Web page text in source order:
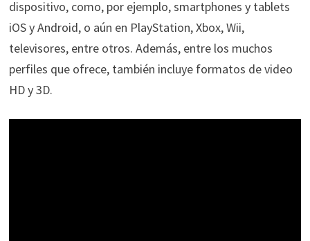
dispositivo, como, por ejemplo, smartphones y tablets
iOS y Android, o aún en PlayStation, Xbox, Wii,
televisores, entre otros. Además, entre los muchos
perfiles que ofrece, también incluye formatos de video
HD y 3D.